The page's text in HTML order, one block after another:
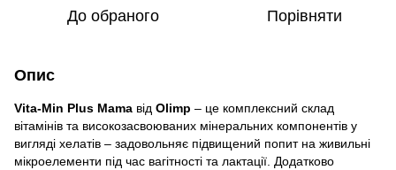
До обраного Порівняти
Опис
Vita-Min Plus Mama від Olimp – це комплексний склад
вітамінів та високозасвоюваних мінеральних компонентів у
вигляді хелатів – задовольняє підвищений попит на живильні
мікроелементи під час вагітності та лактації. Додатково